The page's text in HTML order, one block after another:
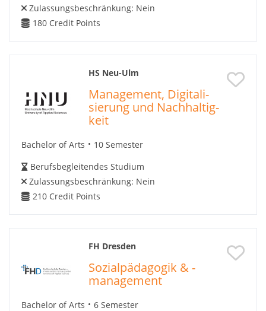
Zulassungsbeschränkung: Nein
180 Credit Points
HS Neu-Ulm
Ma­nage­ment, Di­gi­ta­li­
sie­rung und Nach­hal­tig­
keit
Bachelor of Arts
10 Semester
Berufsbegleitendes Studium
Zulassungsbeschränkung: Nein
210 Credit Points
FH Dresden
Sozialpädagogik & -
management
Bachelor of Arts
6 Semester